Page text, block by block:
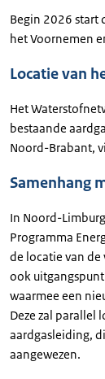
Begin 2026 start
het Voornemen
Locatie van
Het
bestaande
Noord-Brabant,
Samenhang
In Noord-
Programma
de locatie van
ook uitgangspunt
waarmee een
Deze zal parallel
aardgasleiding,
aangewezen.